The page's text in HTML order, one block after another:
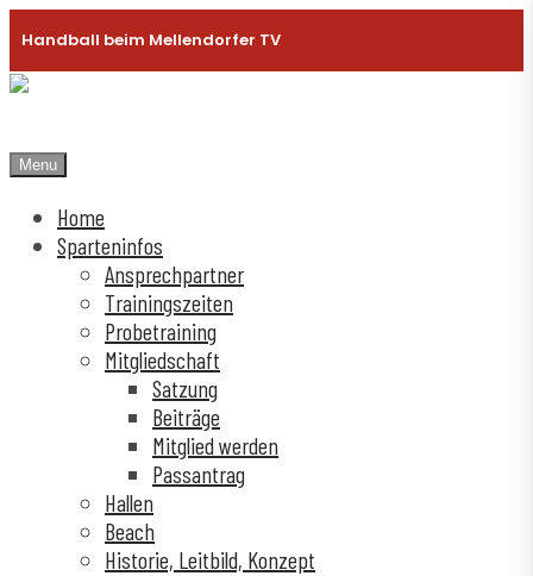
Handball beim Mellendorfer TV
Menu
Home
Sparteninfos
Ansprechpartner
Trainingszeiten
Probetraining
Mitgliedschaft
Satzung
Beiträge
Mitglied werden
Passantrag
Hallen
Beach
Historie, Leitbild, Konzept